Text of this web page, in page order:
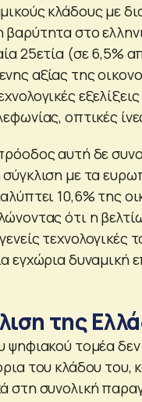
κλάδους με
στο
25ετία (σε 6,5%
αξίας της
οπτικές
αυτή δε
σύγκλιση με τα
10,6% της
ότι η
τεχνολογικές
εγχώρια δυναμική
της
ψηφιακού τομέα δεν
του κλάδου του,
στη συνολική